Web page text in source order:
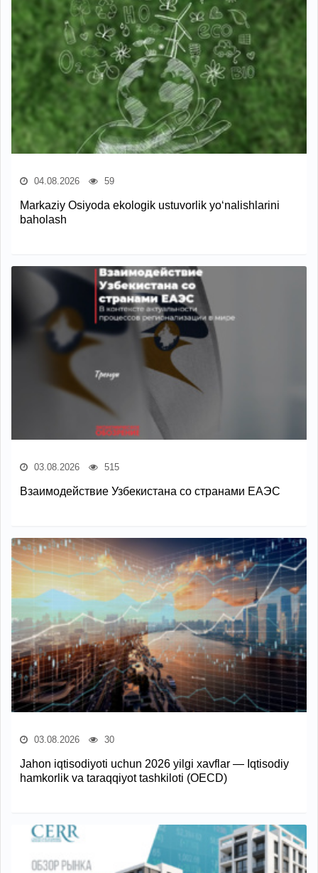
04.08.2026 59
Markaziy Osiyoda ekologik ustuvorlik yo‘nalishlarini
baholash
03.08.2026 515
Взаимодействие Узбекистана со странами ЕАЭС
03.08.2026 30
Jahon iqtisodiyoti uchun 2026 yilgi xavflar — Iqtisodiy
hamkorlik va taraqqiyot tashkiloti (OECD)